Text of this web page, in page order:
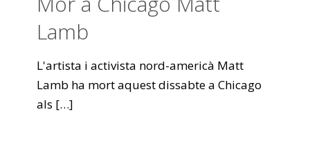
Lamb
L'artista i activista nord-americà Matt
Lamb ha mort aquest dissabte a Chicago
als […]